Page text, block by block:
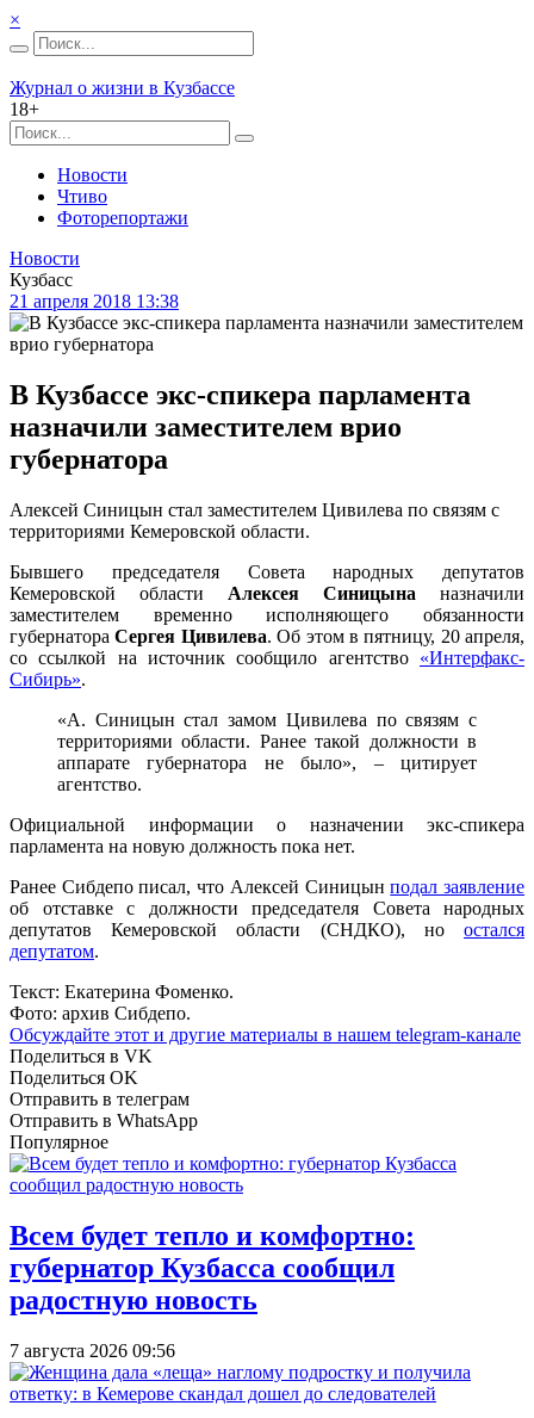
×
Журнал о жизни в Кузбассе
18+
Новости
Чтиво
Фоторепортажи
Новости
Кузбасс
21 апреля 2018 13:38
В Кузбассе экс-спикера парламента
назначили заместителем врио
губернатора
Алексей Синицын стал заместителем Цивилева по связям с
территориями Кемеровской области.
Бывшего председателя Совета народных депутатов
Кемеровской области Алексея Синицына назначили
заместителем временно исполняющего обязанности
губернатораСергея Цивилева. Об этом в пятницу, 20 апреля,
со ссылкой на источник сообщило агентство «Интерфакс-
Сибирь».
«А. Синицын стал замом Цивилева по связям с
территориями области. Ранее такой должности в
аппарате губернатора не было», – цитирует
агентство.
Официальной информации о назначении экс-спикера
парламента на новую должность пока нет.
Ранее Сибдепо писал, что Алексей Синицынподал заявление
об отставке с должности председателя Совета народных
депутатов Кемеровской области (СНДКО), но остался
депутатом.
Текст: Екатерина Фоменко.
Фото: архив Сибдепо.
Обсуждайте этот и другие материалы в нашем telegram-канале
Поделиться в VK
Поделиться OK
Отправить в телеграм
Отправить в WhatsApp
Популярное
Всем будет тепло и комфортно:
губернатор Кузбасса сообщил
радостную новость
7 августа 2026 09:56